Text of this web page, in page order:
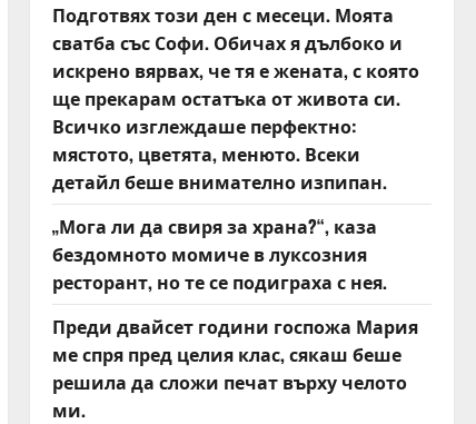
Подготвях този ден с месеци. Моята
сватба със Софи. Обичах я дълбоко и
искрено вярвах, че тя е жената, с която
ще прекарам остатъка от живота си.
Всичко изглеждаше перфектно:
мястото, цветята, менюто. Всеки
детайл беше внимателно изпипан.
„Мога ли да свиря за храна?“, каза
бездомното момиче в луксозния
ресторант, но те се подиграха с нея.
Преди двайсет години госпожа Мария
ме спря пред целия клас, сякаш беше
решила да сложи печат върху челото
ми.